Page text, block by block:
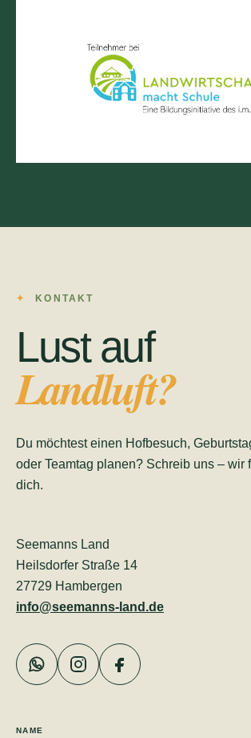
KONTAKT
Lust auf
Landluft?
Du möchtest einen Hofbesuch,
oder Teamtag planen? Schreib uns – wir
dich.
Seemanns Land
Heilsdorfer Straße 14
27729 Hambergen
info@seemanns-land.de
NAME